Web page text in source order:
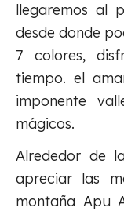
llegaremos al
desde donde
7 colores,
tiempo. el
imponente
mágicos.
Alrededor de
apreciar las
montaña Apu